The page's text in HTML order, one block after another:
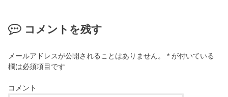
コメントを残す
メールアドレスが公開されることはありません。 * が付いている
欄は必須項目です
コメント